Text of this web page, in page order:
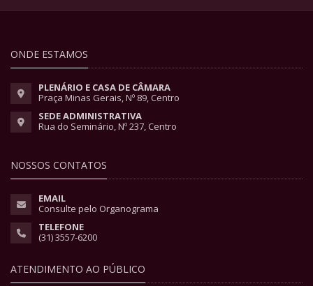
ONDE ESTAMOS
PLENÁRIO E CASA DE CÂMARA
Praça Minas Gerais, Nº 89, Centro
SEDE ADMINISTRATIVA
Rua do Seminário, Nº 237, Centro
NOSSOS CONTATOS
EMAIL
Consulte pelo Organograma
TELEFONE
(31) 3557-6200
ATENDIMENTO AO PÚBLICO